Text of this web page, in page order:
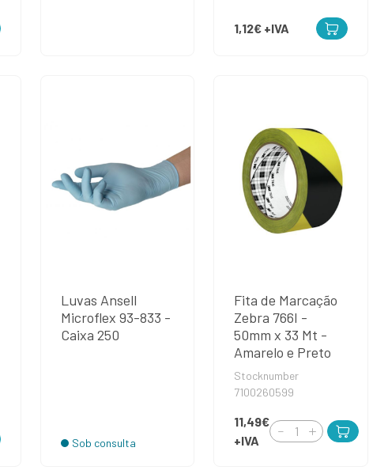
1,12€ +IVA
Luvas Ansell
Microflex 93-833 -
Caixa 250
Sob consulta
Fita de Marcação
Zebra 766I -
50mm x 33 Mt -
Amarelo e Preto
Stocknumber
7100260599
11,49€
+IVA